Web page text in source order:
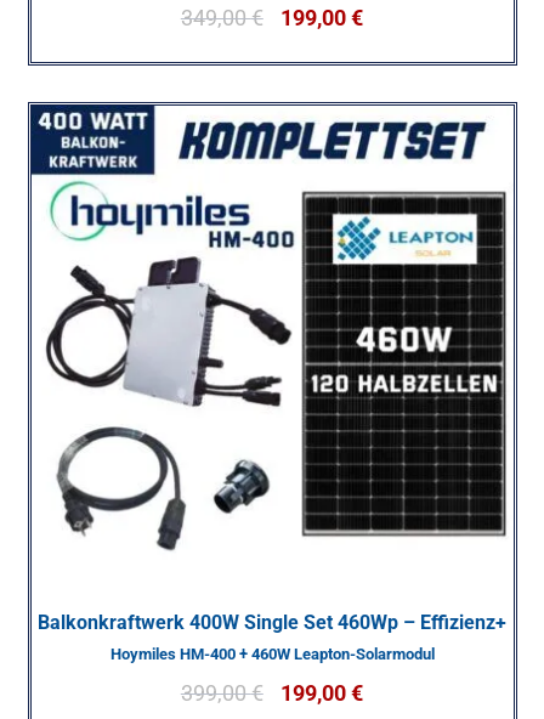
349,00€ 199,00€
Balkonkraftwerk 400W Single Set 460Wp – Effizienz+
Hoymiles HM-400 + 460W Leapton-Solarmodul
399,00€ 199,00€